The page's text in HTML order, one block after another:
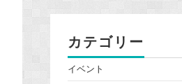
カテゴリー
イベント